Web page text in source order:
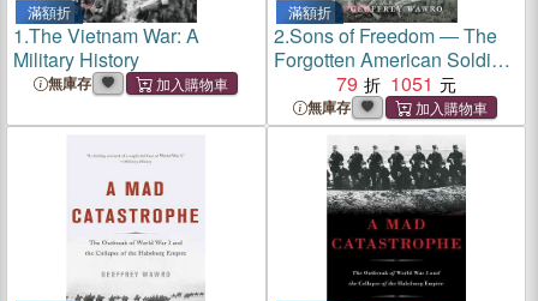
滿額折
1.The Vietnam War: A
Military History
無庫存
滿額折
2.Sons of Freedom ― The
Forgotten American Soldiers
Who Defeated Germany in
World War I
79 1051
無庫存